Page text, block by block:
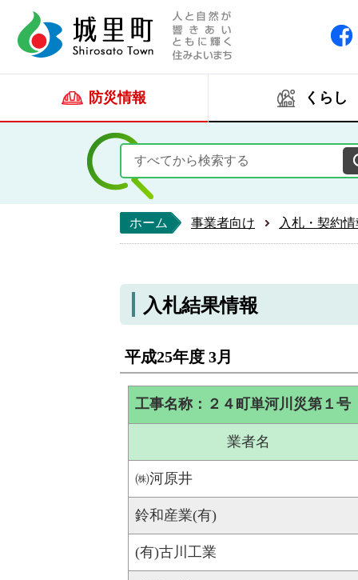
防災情報 くらし
ホーム 事業者向け 入札・契約
入札結果情報
平成25年度 3月
工事名称：２４町単河川災第１
業者名
㈱河原井
鈴和産業(有)
(有)古川工業